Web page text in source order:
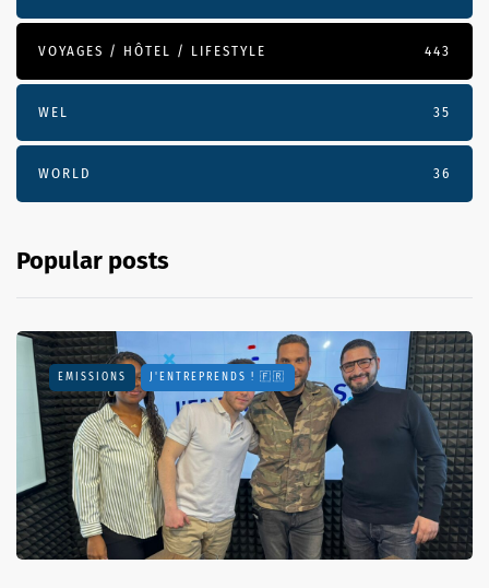
VOYAGES / HÔTEL / LIFESTYLE 443
WEL 35
WORLD 36
Popular posts
EMISSIONS J'ENTREPRENDS ! 🇫🇷